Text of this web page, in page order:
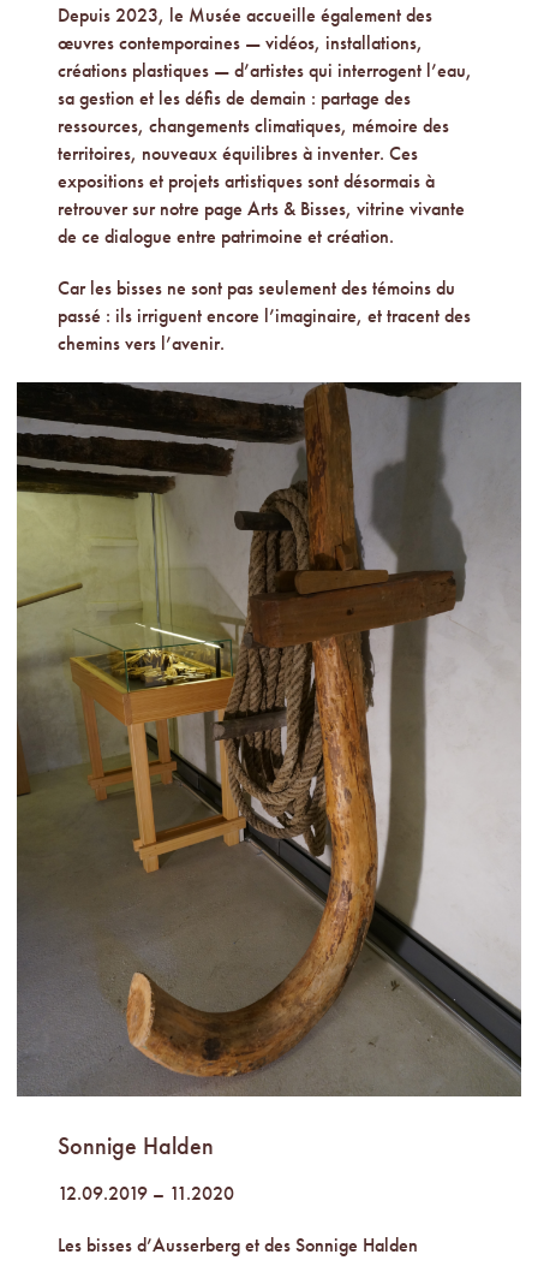
Depuis 2023, le Musée accueille également des
œuvres contemporaines — vidéos, installations,
créations plastiques — d’artistes qui interrogent l’eau,
sa gestion et les défis de demain : partage des
ressources, changements climatiques, mémoire des
territoires, nouveaux équilibres à inventer. Ces
expositions et projets artistiques sont désormais à
retrouver sur notre page Arts & Bisses, vitrine vivante
de ce dialogue entre patrimoine et création.
Car les bisses ne sont pas seulement des témoins du
passé : ils irriguent encore l’imaginaire, et tracent des
chemins vers l’avenir.
Sonnige Halden
12.09.2019 – 11.2020
Les bisses d’Ausserberg et des Sonnige Halden